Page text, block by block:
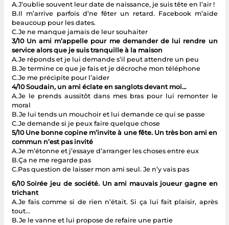
A.J’oublie souvent leur date de naissance, je suis tête en l’air !
B.Il m’arrive parfois d’ne fêter un retard. Facebook m’aide
beaucoup pour les dates.
C.Je ne manque jamais de leur souhaiter
3/10 Un ami m’appelle pour me demander de lui rendre un
service alors que je suis tranquille à la maison
A.Je réponds et je lui demande s’il peut attendre un peu
B.Je termine ce que je fais et je décroche mon téléphone
C.Je me précipite pour l’aider
4/10 Soudain, un ami éclate en sanglots devant moi…
A.Je le prends aussitôt dans mes bras pour lui remonter le
moral
B.Je lui tends un mouchoir et lui demande ce qui se passe
C.Je demande si je peux faire quelque chose
5/10 Une bonne copine m’invite à une fête. Un très bon ami en
commun n’est pas invité
A.Je m’étonne et j’essaye d’arranger les choses entre eux
B.Ça ne me regarde pas
C.Pas question de laisser mon ami seul. Je n’y vais pas
6/10 Soirée jeu de société. Un ami mauvais joueur gagne en
trichant
A.Je fais comme si de rien n’était. Si ça lui fait plaisir, après
tout…
B.Je le vanne et lui propose de refaire une partie